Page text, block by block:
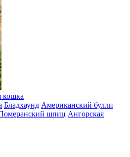
кошка
Бладхаунд Американский булли
шпиц Ангорская